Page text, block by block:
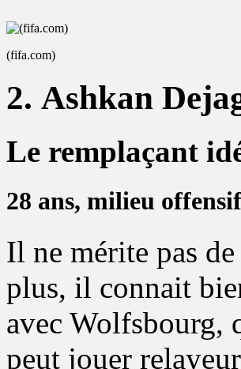
(fifa.com)
2. Ashkan
Le remplaçant
28 ans, milieu
Il ne mérite pas
plus, il connait
avec Wolfsbourg,
peut jouer